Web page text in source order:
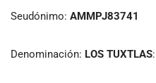
Seudónimo: AMMPJ83741
Denominación: LOS TUXTLAS